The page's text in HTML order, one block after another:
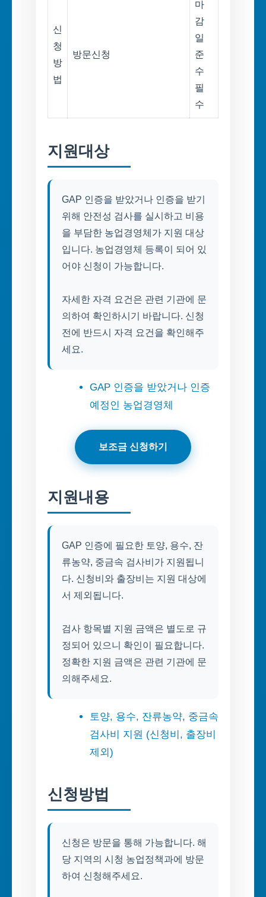
신
청
방
법
방문신청
마
감
일
준
수
필
수
지원대상
GAP 인증을 받았거나 인증을 받기
위해 안전성 검사를 실시하고 비용
을 부담한 농업경영체가 지원 대상
입니다. 농업경영체 등록이 되어 있
어야 신청이 가능합니다.
자세한 자격 요건은 관련 기관에 문
의하여 확인하시기 바랍니다. 신청
전에 반드시 자격 요건을 확인해주
세요.
GAP 인증을 받았거나 인증
예정인 농업경영체
보조금 신청하기
지원내용
GAP 인증에 필요한 토양, 용수, 잔
류농약, 중금속 검사비가 지원됩니
다. 신청비와 출장비는 지원 대상에
서 제외됩니다.
검사 항목별 지원 금액은 별도로 규
정되어 있으니 확인이 필요합니다.
정확한 지원 금액은 관련 기관에 문
의해주세요.
토양, 용수, 잔류농약, 중금속
검사비 지원 (신청비, 출장비
제외)
신청방법
신청은 방문을 통해 가능합니다. 해
당 지역의 시청 농업정책과에 방문
하여 신청해주세요.